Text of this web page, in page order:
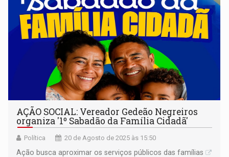
AÇÃO SOCIAL: Vereador Gedeão Negreiros
organiza '1º Sabadão da Família Cidadã'
Política 20 de Agosto de 2025 às 15:50
Ação busca aproximar os serviços públicos das famílias